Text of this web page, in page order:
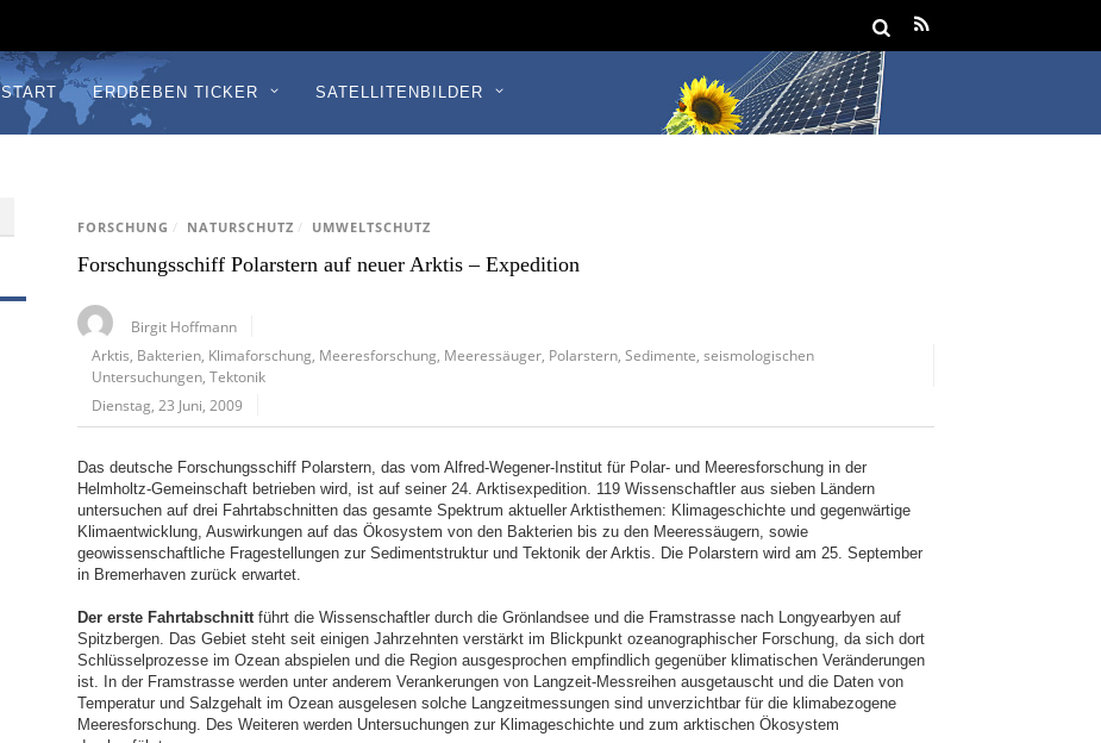
START ERDBEBEN TICKER SATELLITENBILDER
FORSCHUNG / NATURSCHUTZ / UMWELTSCHUTZ
Forschungsschiff Polarstern auf neuer Arktis – Expedition
Birgit Hoffmann
Arktis Bakterien Klimaforschung Meeresforschung Meeressäuger Polarstern ,Sedimente ,seismologischen
Untersuchungen ,Tektonik
Dienstag, 23 Juni, 2009
Das deutsche Forschungsschiff Polarstern, das vom Alfred-Wegener-Institut für Polar- und Meeresforschung in der
Helmholtz-Gemeinschaft betrieben wird, ist auf seiner 24. Arktisexpedition. 119 Wissenschaftler aus sieben Ländern
untersuchen auf drei Fahrtabschnitten das gesamte Spektrum aktueller Arktisthemen: Klimageschichte und gegenwärtige
Klimaentwicklung, Auswirkungen auf das Ökosystem von den Bakterien bis zu den Meeressäugern, sowie
geowissenschaftliche Fragestellungen zur Sedimentstruktur und Tektonik der Arktis. Die Polarstern wird am 25. September
in Bremerhaven zurück erwartet.
Der erste Fahrtabschnittführt die Wissenschaftler durch die Grönlandsee und die Framstrasse nach Longyearbyen auf
Spitzbergen. Das Gebiet steht seit einigen Jahrzehnten verstärkt im Blickpunkt ozeanographischer Forschung, da sich dort
Schlüsselprozesse im Ozean abspielen und die Region ausgesprochen empfindlich gegenüber klimatischen Veränderungen
ist. In der Framstrasse werden unter anderem Verankerungen von Langzeit-Messreihen ausgetauscht und die Daten von
Temperatur und Salzgehalt im Ozean ausgelesen solche Langzeitmessungen sind unverzichtbar für die klimabezogene
Meeresforschung. Des Weiteren werden Untersuchungen zur Klimageschichte und zum arktischen Ökosystem